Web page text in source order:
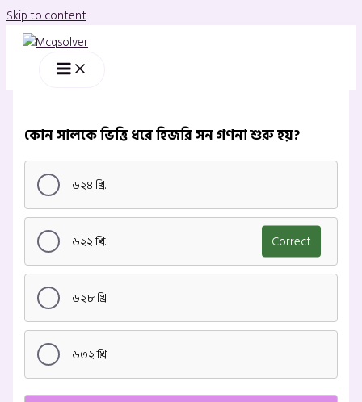
Skip to content
কোন সালকে ভিত্তি ধরে হিজরি সন গণনা শুরু হয়?
৬২৪ খ্রি.
৬২২ খ্রি. Correct
৬২৮ খ্রি.
৬৩২ খ্রি.